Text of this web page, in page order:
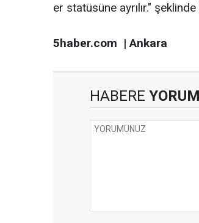
er statüsüne ayrılır."
5haber.com | Ankara
HABERE